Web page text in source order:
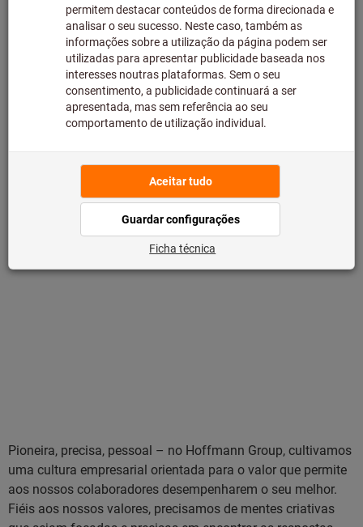
ferramenta antiga com um
sistema de automatização
Christian Wagner, responsável pela automatização e robótica do
Hoffmann Group, mostra como um antigoMazak QuickTurn 200 M
(construído em 2003)foi equipado com osistema de carregamento
GARANT Automation Basic no nosso cliente Horst und Heinrich
Também tem uma máquina e está a pensar em adicionar um sistema
semiautomatizado? Basta contactar-nos.
Obter aconselhamento gratuito
Pioneira, precisa, pessoal – no Hoffmann Group, cultivamos
uma cultura empresarial orientada para o valor que permite
aos nossos colaboradores desempenharem o seu melhor.
Fiéis aos nossos valores, precisamos de mentes criativas